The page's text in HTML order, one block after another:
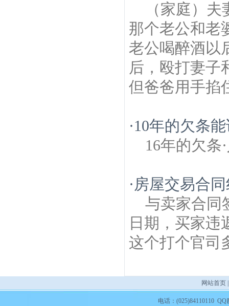
（家庭）
那个老公和老
老公喝醉酒以
后，殴打妻子
但爸爸用手掐
·10年的欠条
16年的欠条
· 房屋交易合
与卖家合同
日期，买家违
这个打个官司
网站首页
电话：(025)84110110